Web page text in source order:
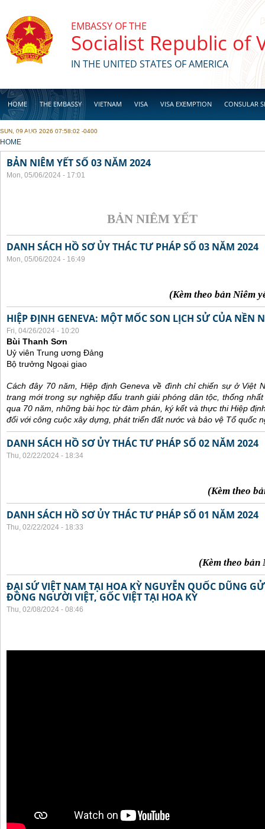
EMBASSY OF THE
Socialist Republic of
IN THE UNITED STATES OF AMERICA
HOME THE EMBASSY VIETNAM VISA VISA EXEMPTION CONSULAR
BUSINESS
SUN, 09 AUG 2026 07:58:02 -0400
YOU ARE HERE
HOME
BẢN NIÊM YẾT SỐ 03 NĂM 2024
Mon, 05/06/2024 - 17:01
BẢN NIÊM YẾT
DANH SÁCH HỒ SƠ ỦY THÁC TƯ PHÁP SỐ 03 NĂM 2024
Mon, 05/06/2024 - 16:49
(Kèm theo bản Niêm
HIỆP ĐỊNH GENEVA: MỘT MỐC SON LỊCH SỬ CỦA NỀN
Fri, 04/26/2024 - 10:20
Bùi Thanh Sơn
Uỷ viên Trung ương Đảng
Bộ trưởng Ngoại giao
Cách đây 70 năm, Hiệp định Geneva về đình chỉ chiến sự ở Việt
trang mới trong sự nghiệp đấu tranh giải phóng dân tộc, thống
qua 70 năm, những bài học từ đàm phán, ký kết và thực thi Hiệp
đối với công cuộc xây dựng, phát triển đất nước và bảo vệ Tổ quốc
DANH SÁCH HỒ SƠ ỦY THÁC TƯ PHÁP SỐ 02 NĂM 2024
Thu, 02/22/2024 - 18:34
(Kèm theo
DANH SÁCH HỒ SƠ ỦY THÁC TƯ PHÁP SỐ 01 NĂM 2024
Thu, 02/22/2024 - 18:33
(Kèm theo bản
ĐẠI SỨ VIỆT NAM TẠI HOA KỲ NGUYỄN QUỐC DŨNG
ĐỒNG NGƯỜI VIỆT, GỐC VIỆT TẠI HOA KỲ
Thu, 02/08/2024 - 08:46